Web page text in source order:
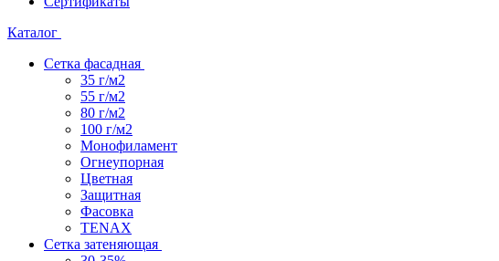
Каталог
Сетка фасадная
35 г/м2
55 г/м2
80 г/м2
100 г/м2
Монофиламент
Огнеупорная
Цветная
Защитная
Фасовка
TENAX
Сетка затеняющая